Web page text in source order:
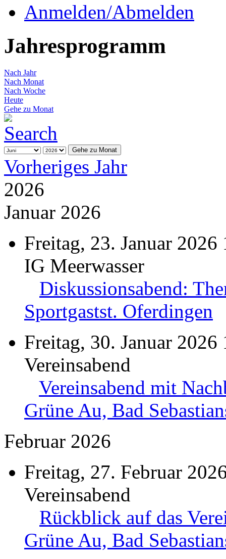
Anmelden/Abmelden
Jahresprogramm
Nach Jahr
Nach Monat
Nach Woche
Heute
Gehe zu Monat
Gehe zu Monat
Vorheriges Jahr
2026
Januar 2026
Freitag, 23. Januar 2026
IG Meerwasser
Diskussionsabend:
Sportgastst. Oferdingen
Freitag, 30. Januar 2026
Vereinsabend
Vereinsabend mit
Grüne Au, Bad
Februar 2026
Freitag, 27. Februar
Vereinsabend
Rückblick auf das
Grüne Au, Bad